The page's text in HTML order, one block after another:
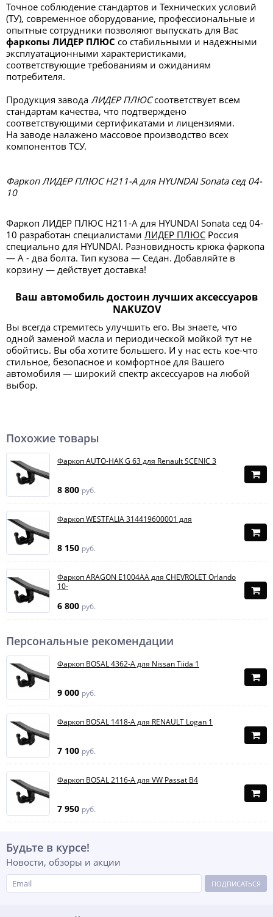
Точное соблюдение стандартов и Технических условий
(ТУ), современное оборудование, профессиональные и
опытные сотрудники позволяют выпускать для Вас
фаркопы ЛИДЕР ПЛЮС со стабильными и надежными
эксплуатационными характеристиками,
соответствующие требованиям и ожиданиям
потребителя.
Продукция завода ЛИДЕР ПЛЮСсоответствует всем
стандартам качества, что подтверждено
соответствующими сертификатами и лицензиями.
На заводе налажено массовое производство всех
компонентов ТСУ.
Фаркоп ЛИДЕР ПЛЮС H211-A для HYUNDAI Sonata сед 04-
10
Фаркоп ЛИДЕР ПЛЮС H211-A для HYUNDAI Sonata сед 04-
10 разработан специалистами ЛИДЕР ПЛЮС Россия
специально для HYUNDAI. Разновидность крюка фаркопа
— А - два болта. Тип кузова — Седан. Добавляйте в
корзину — действует доставка!
Ваш автомобиль достоин лучших аксессуаров
NAKUZOV
Вы всегда стремитесь улучшить его. Вы знаете, что
одной заменой масла и периодической мойкой тут не
обойтись. Вы оба хотите большего. И у нас есть кое-что
стильное, безопасное и комфортное для Вашего
автомобиля — широкий спектр аксессуаров на любой
выбор.
Похожие товары
Фаркоп AUTO-HAK G 63 для Renault SCENIC 3
8 800 руб.
Фаркоп WESTFALIA 314419600001 для
8 150 руб.
Фаркоп ARAGON E1004AA для CHEVROLET Orlando
10-
6 800 руб.
Персональные рекомендации
Фаркоп BOSAL 4362-A для Nissan Tiida 1
9 000 руб.
Фаркоп BOSAL 1418-A для RENAULT Logan 1
7 100 руб.
Фаркоп BOSAL 2116-A для VW Passat B4
7 950 руб.
Будьте в курсе!
Новости, обзоры и акции
ПОДПИСАТЬСЯ